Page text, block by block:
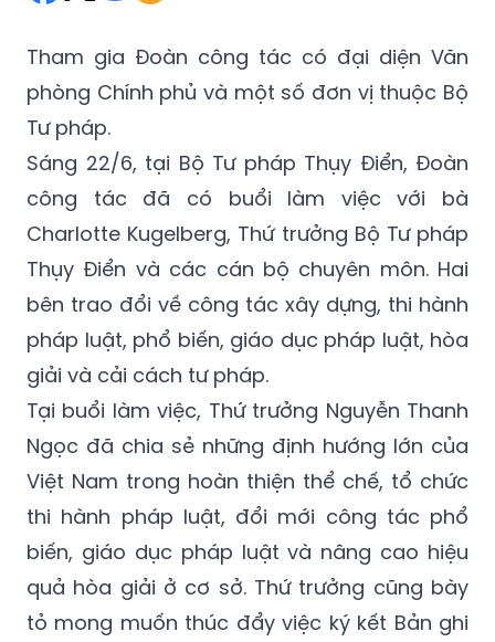
Tham gia Đoàn công tác có đại diện Văn
phòng Chính phủ và một số đơn vị thuộc Bộ
Tư pháp.
Sáng 22/6, tại Bộ Tư pháp Thụy Điển, Đoàn
công tác đã có buổi làm việc với bà
Charlotte Kugelberg, Thứ trưởng Bộ Tư pháp
Thụy Điển và các cán bộ chuyên môn. Hai
bên trao đổi về công tác xây dựng, thi hành
pháp luật, phổ biến, giáo dục pháp luật, hòa
giải và cải cách tư pháp.
Tại buổi làm việc, Thứ trưởng Nguyễn Thanh
Ngọc đã chia sẻ những định hướng lớn của
Việt Nam trong hoàn thiện thể chế, tổ chức
thi hành pháp luật, đổi mới công tác phổ
biến, giáo dục pháp luật và nâng cao hiệu
quả hòa giải ở cơ sở. Thứ trưởng cũng bày
tỏ mong muốn thúc đẩy việc ký kết Bản ghi